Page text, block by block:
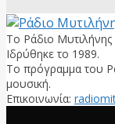
Το Ράδιο Μυτιλήνης
Ιδρύθηκε το 1989.
Το πρόγραμμα του
μουσική.
Επικοινωνία: